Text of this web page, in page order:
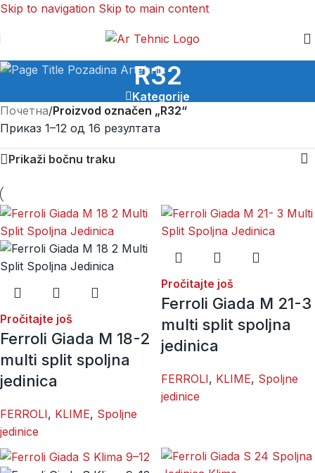
Skip to navigation Skip to main content
R32
Kategorije
Почетна/Proizvod označen „R32“
Приказ 1–12 од 16 резултата
Prikaži bočnu traku
Pročitajte još
Ferroli Giada M 18-2
multi split spoljna
jedinica
FERROLI, KLIME, Spoljne
jedinice
Pročitajte još
Ferroli Giada M 21-3
multi split spoljna
jedinica
FERROLI, KLIME, Spoljne
jedinice